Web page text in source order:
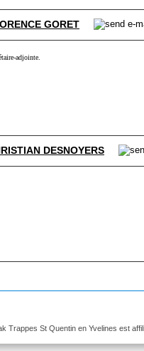
GORET
adjointe.
DESNOYERS
Trappes St Quentin en Yvelines est